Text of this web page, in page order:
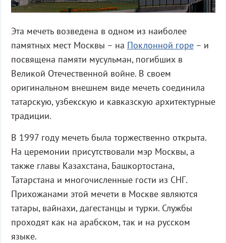
Эта мечеть возведена в одном из наиболее
памятных мест Москвы – на Поклонной горе– и
посвящена памяти мусульман, погибших в
Великой Отечественной войне. В своем
оригинальном внешнем виде мечеть соединила
татарскую, узбекскую и кавказскую архитектурные
традиции.
В 1997 году мечеть была торжественно открыта.
На церемонии присутствовали мэр Москвы, а
также главы Казахстана, Башкортостана,
Татарстана и многочисленные гости из СНГ.
Прихожанами этой мечети в Москве являются
татары, вайнахи, дагестанцы и турки. Службы
проходят как на арабском, так и на русском
языке.